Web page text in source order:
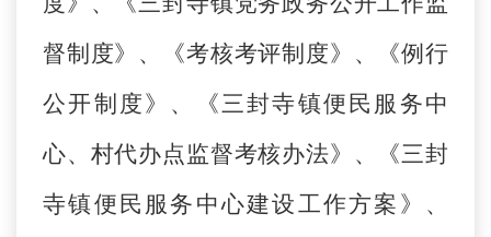
督制度》、《考核考评制度》、《例行
公开制度》、《三封寺镇便民服务中
心、村代办点监督考核办法》、《三封
寺镇便民服务中心建设工作方案》、